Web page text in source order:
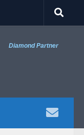
Diamond Partner